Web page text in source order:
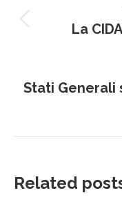
tra
post
La
Stati Generali
Related